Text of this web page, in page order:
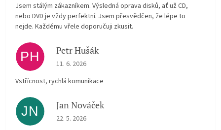
Jsem stálým zákazníkem. Výsledná oprava disků, ať už CD,
nebo DVD je vždy perfektní. Jsem přesvědčen, že lépe to
nejde. Každému vřele doporučuji zkusit.
PH Petr Hušák
The store rating is 5 out of 5 stars.
11. 6. 2026
Vstřícnost, rychlá komunikace
JN Jan Nováček
The store rating is 5 out of 5 stars.
22. 5. 2026